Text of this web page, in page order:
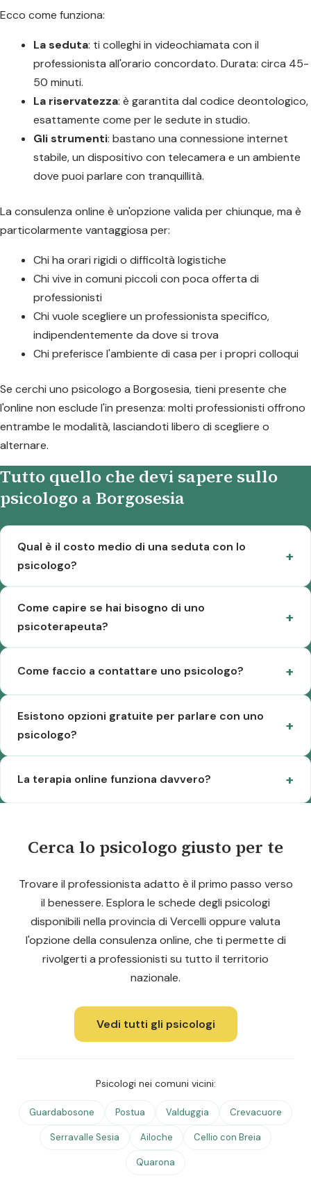
Ecco come funziona:
La seduta: ti colleghi in videochiamata con il
professionista all'orario concordato. Durata: circa 45-
50 minuti.
La riservatezza: è garantita dal codice deontologico,
esattamente come per le sedute in studio.
Gli strumenti: bastano una connessione internet
stabile, un dispositivo con telecamera e un ambiente
dove puoi parlare con tranquillità.
La consulenza online è un'opzione valida per chiunque, ma è
particolarmente vantaggiosa per:
Chi ha orari rigidi o difficoltà logistiche
Chi vive in comuni piccoli con poca offerta di
professionisti
Chi vuole scegliere un professionista specifico,
indipendentemente da dove si trova
Chi preferisce l'ambiente di casa per i propri colloqui
Se cerchi uno psicologo a Borgosesia, tieni presente che
l'online non esclude l'in presenza: molti professionisti offrono
entrambe le modalità, lasciandoti libero di scegliere o
alternare.
Tutto quello che devi sapere sullo
psicologo a Borgosesia
Qual è il costo medio di una seduta con lo
psicologo?
Come capire se hai bisogno di uno
psicoterapeuta?
Come faccio a contattare uno psicologo?
Esistono opzioni gratuite per parlare con uno
psicologo?
La terapia online funziona davvero?
Cerca lo psicologo giusto per te
Trovare il professionista adatto è il primo passo verso
il benessere. Esplora le schede degli psicologi
disponibili nella provincia di Vercelli oppure valuta
l'opzione della consulenza online, che ti permette di
rivolgerti a professionisti su tutto il territorio
nazionale.
Vedi tutti gli psicologi
Psicologi nei comuni vicini:
Guardabosone Postua Valduggia Crevacuore
Serravalle Sesia Ailoche Cellio con Breia
Quarona